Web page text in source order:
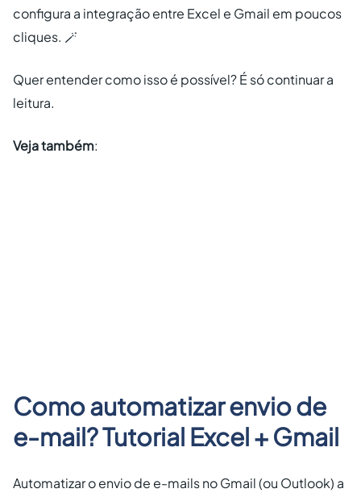
configura a integração entre Excel e Gmail em poucos
cliques. 🪄
Quer entender como isso é possível? É só continuar a
leitura.
Veja também:
Como automatizar envio de
e-mail? Tutorial Excel + Gmail
Automatizar o envio de e-mails no Gmail (ou Outlook) a